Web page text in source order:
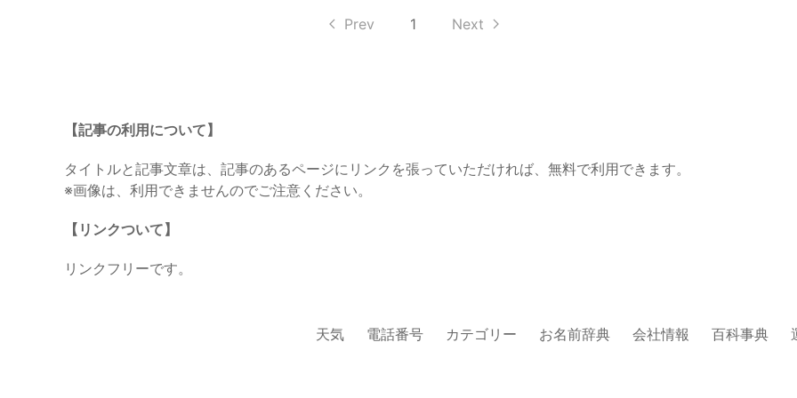
Prev 1 Next
【記事の利用について】
タイトルと記事文章は、記事のあるページにリンクを張っていただければ、無料で利用できます。
※画像は、利用できませんのでご注意ください。
【リンクついて】
リンクフリーです。
天気 電話番号 カテゴリー お名前辞典 会社情報 百科事典